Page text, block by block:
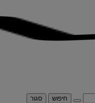
חיפוש סגור